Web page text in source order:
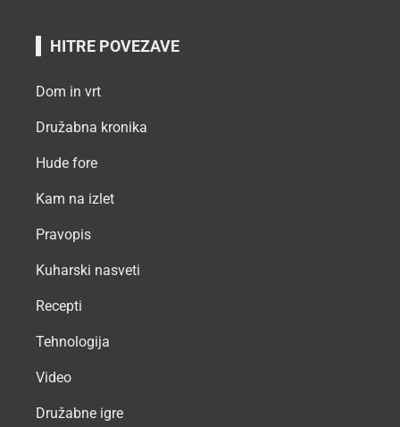
HITRE POVEZAVE
Dom in vrt
Družabna kronika
Hude fore
Kam na izlet
Pravopis
Kuharski nasveti
Recepti
Tehnologija
Video
Družabne igre